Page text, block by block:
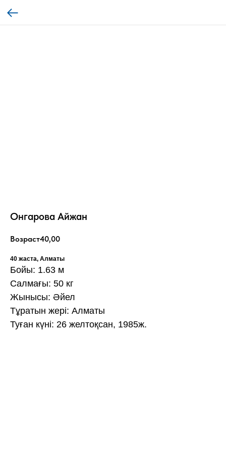
Онгарова Айжан
Возраст40,00
40 жаста, Алматы
Бойы: 1.63 м
Салмағы: 50 кг
Жынысы: Әйел
Тұратын жері: Алматы
Туған күні: 26 желтоқсан, 1985ж.